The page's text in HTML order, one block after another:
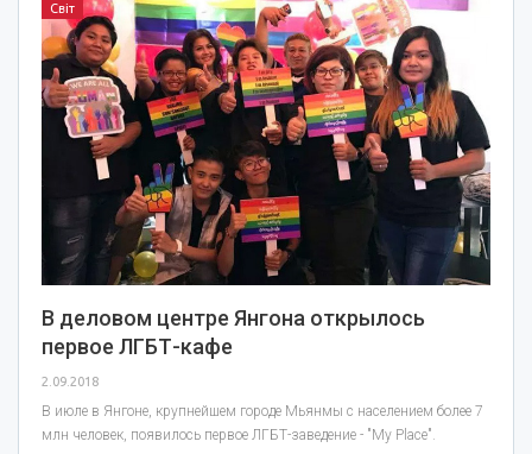
Світ
В деловом центре Янгона открылось
первое ЛГБТ-кафе
2.09.2018
В июле в Янгоне, крупнейшем городе Мьянмы с населением более 7
млн человек, появилось первое ЛГБТ-заведение - "My Place".